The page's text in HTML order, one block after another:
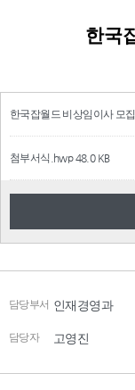
한국잡월드 비상임이사 모
첨부서식.hwp48.0 KB
담당부서 인재경영과
담당자 고영진